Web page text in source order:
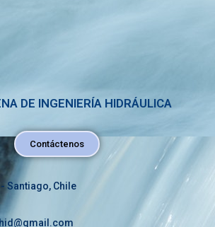
DE INGENIERÍA HIDRÁULICA
Contáctenos
Santiago, Chile